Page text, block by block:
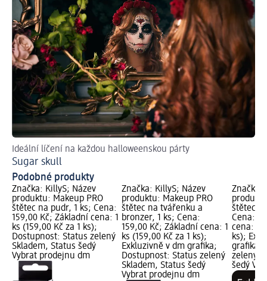
Ideální líčení na každou halloweenskou párty
Sugar skull
Podobné produkty
Značka: KillyS; Název
produktu: Makeup PRO
štětec na pudr, 1 ks; Cena:
159,00 Kč; Základní cena: 1
ks (159,00 Kč za 1 ks);
Dostupnost: Status zelený
Skladem, Status šedý
Vybrat prodejnu dm
Značka: KillyS; Název
produktu: Makeup PRO
štětec na tvářenku a
bronzer, 1 ks; Cena:
159,00 Kč; Základní cena: 1
ks (159,00 Kč za 1 ks);
Exkluzivně v dm grafika;
Dostupnost: Status zelený
Skladem, Status šedý
Vybrat prodejnu dm
Značka:
štětec
Cena:
cena: 1
ks);
grafika;
zelený
šedý